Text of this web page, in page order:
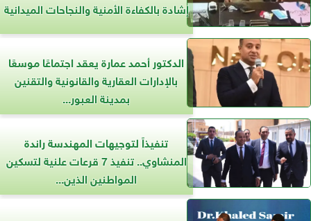
إشادة بالكفاءة الأمنية والنجاحات الميدانية
الدكتور أحمد عمارة يعقد اجتماعًا موسعًا
بالإدارات العقارية والقانونية والتقنين
بمدينة العبور...
تنفيذاً لتوجيهات المهندسة راندة
المنشاوي.. تنفيذ 7 قرعات علنية لتسكين
المواطنين الذين...